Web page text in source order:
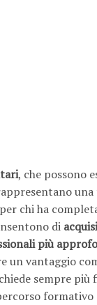
, che possono
una
per chi ha
di
più
un vantaggio
sempre più